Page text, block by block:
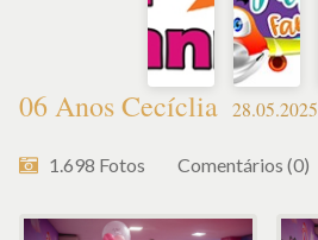
06 Anos Cecíclia 28.05.2025
1.698 Fotos Comentários (0)